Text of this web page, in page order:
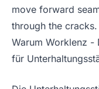
move forward
through the cracks.
Warum Worklenz -
für